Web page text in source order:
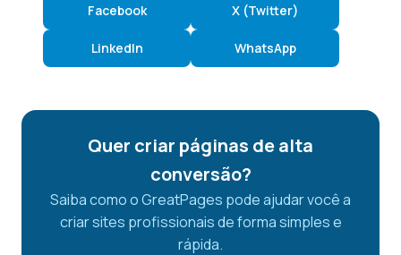
Facebook X (Twitter)
LinkedIn WhatsApp
Quer criar páginas de alta
conversão?
Saiba como o GreatPages pode ajudar você a
criar sites profissionais de forma simples e
rápida.